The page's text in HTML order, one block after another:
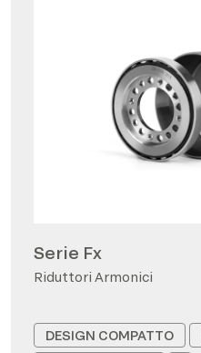
Serie Fx
Riduttori Armonici
DESIGN COMPATTO